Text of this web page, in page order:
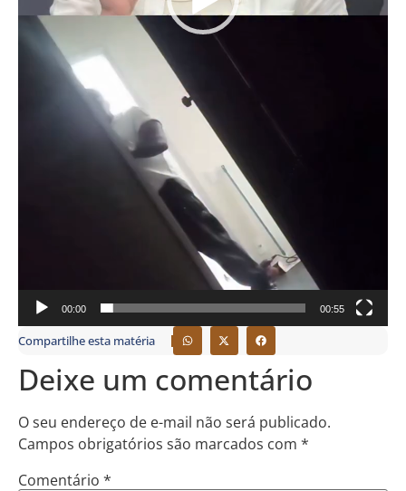
00:00 00:55
Compartilhe esta matéria
Deixe um comentário
O seu endereço de e-mail não será publicado.
Campos obrigatórios são marcados com *
Comentário *